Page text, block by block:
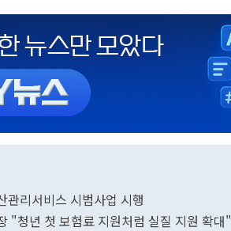
관리서비스 시범사업 시행
"청년 첫 보험료 지원처럼 실질 지원 확대"